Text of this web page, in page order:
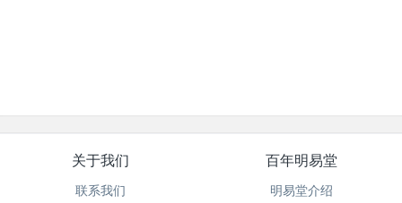
关于我们
联系我们
百年明易堂
明易堂介绍